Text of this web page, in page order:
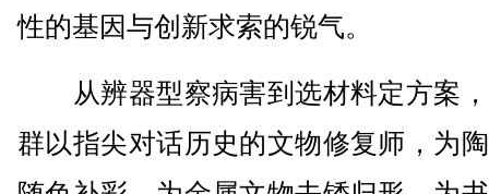
性的基因与创新求索的锐气。
从辨器型察病害到选材料定方案
群以指尖对话历史的文物修复师，为